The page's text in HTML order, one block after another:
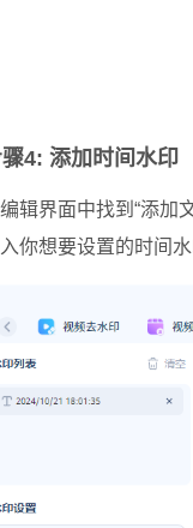
4: 添加时间水印
辑界面中找到“添加
你想要设置的时间